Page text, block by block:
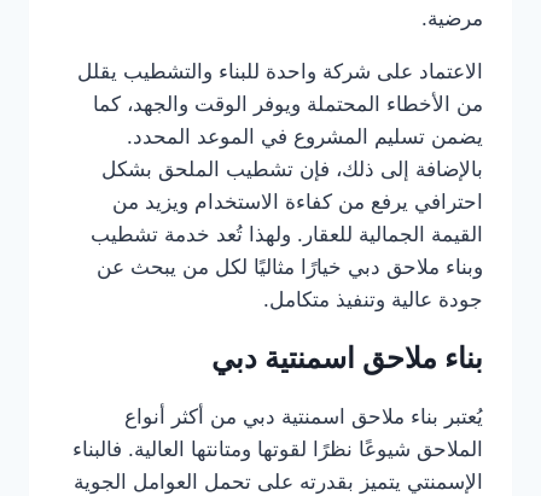
مرضية.
الاعتماد على شركة واحدة للبناء والتشطيب يقلل
من الأخطاء المحتملة ويوفر الوقت والجهد، كما
يضمن تسليم المشروع في الموعد المحدد.
بالإضافة إلى ذلك، فإن تشطيب الملحق بشكل
احترافي يرفع من كفاءة الاستخدام ويزيد من
القيمة الجمالية للعقار. ولهذا تُعد خدمة تشطيب
وبناء ملاحق دبي خيارًا مثاليًا لكل من يبحث عن
جودة عالية وتنفيذ متكامل.
بناء ملاحق اسمنتية دبي
يُعتبر بناء ملاحق اسمنتية دبي من أكثر أنواع
الملاحق شيوعًا نظرًا لقوتها ومتانتها العالية. فالبناء
الإسمنتي يتميز بقدرته على تحمل العوامل الجوية